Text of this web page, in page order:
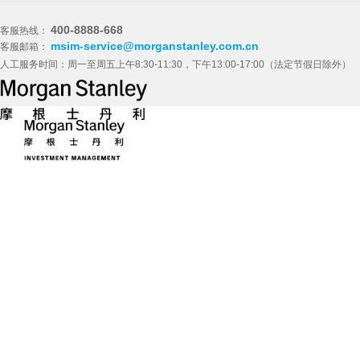
客服热线： 400-8888-668
客服邮箱： msim-service@morganstanley.com.cn
人工服务时间：周一至周五上午8:30-11:30，下午13:00-17:00（法定节假日除外）